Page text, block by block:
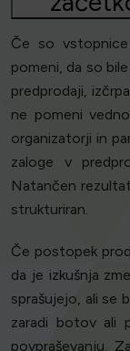
Če so
pomeni, da so
predprodaji,
ne pomeni
organizatorji in
zaloge v
Natančen
strukturiran.
Če postopek
da je izkušnja
sprašujejo, ali se
zaradi botov ali
povpraševanju.